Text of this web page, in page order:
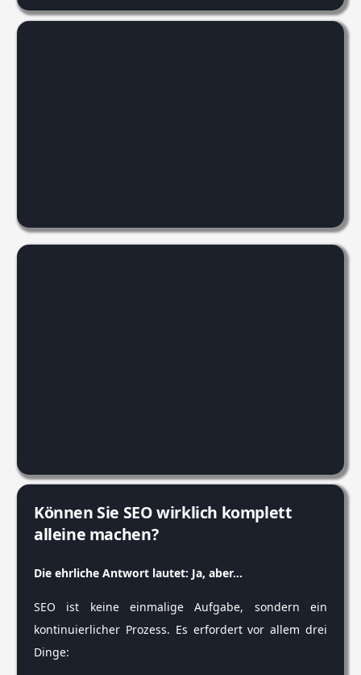
Können Sie SEO wirklich komplett
alleine machen?
Die ehrliche Antwort lautet: Ja, aber…
SEO ist keine einmalige Aufgabe, sondern ein
kontinuierlicher Prozess. Es erfordert vor allem drei
Dinge: